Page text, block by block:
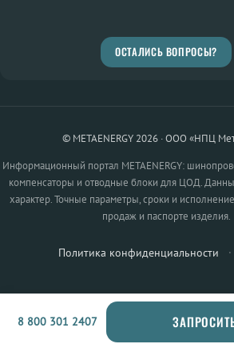
ОСТАЛИСЬ ВОПРОСЫ?
© METAENERGY 2026 · ООО «НПЦ
Информационный портал METAENERGY:
компенсаторы и отводные блоки для ЦОД.
характер. Точные параметры, сроки и
продаж и паспорте изделия.
Политика конфиденциальности ·
8 800 301 2407